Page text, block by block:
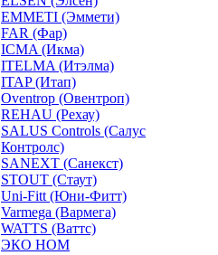
EMMETI (Эммети)
FAR (Фар)
ICMA (Икма)
ITELMA (Итэлма)
ITAP (Итап)
Oventrop (Овентроп)
REHAU (Рехау)
SALUS Controls (Салус
Контролс)
SANEXT (Санекст)
STOUT (Стаут)
Uni-Fitt (Юни-Фитт)
Varmega (Вармега)
WATTS (Ваттс)
ЭКО НОМ